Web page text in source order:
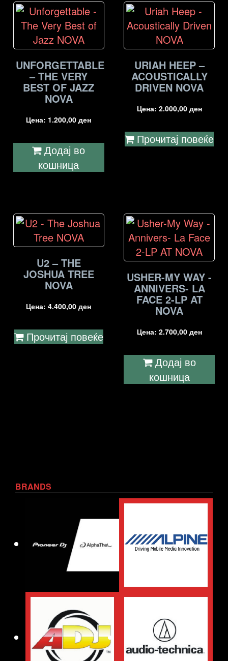
UNFORGETTABLE
– THE VERY
BEST OF JAZZ
NOVA
Цена: 1.200,00ден
Додај во
кошница
URIAH HEEP –
ACOUSTICALLY
DRIVEN NOVA
Цена: 2.000,00 ден
Прочитај повеќе
U2 – THE
JOSHUA TREE
NOVA
Цена:4.400,00ден
Прочитај повеќе
USHER-MY WAY -
ANNIVERS- LA
FACE 2-LP AT
NOVA
Цена: 2.700,00 ден
Додај во
кошница
BRANDS